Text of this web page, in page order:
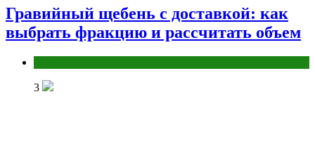
Гравийный щебень с доставкой: как
выбрать фракцию и рассчитать объем
3